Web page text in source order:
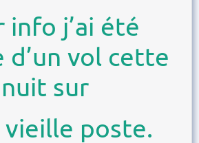
info j’ai été
d’un vol cette
nuit sur
vieille poste.